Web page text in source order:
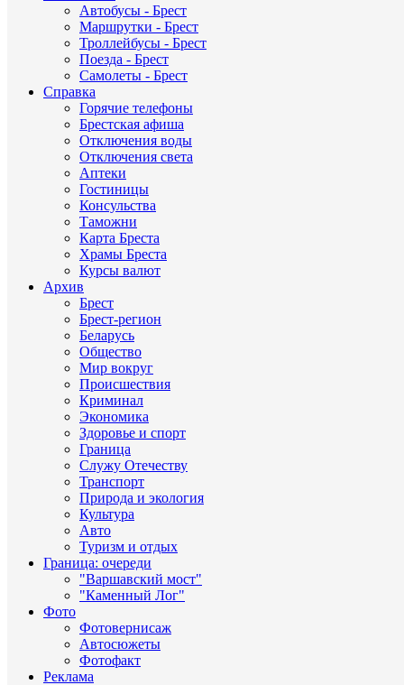
Автобусы - Брест
Маршрутки - Брест
Троллейбусы - Брест
Поезда - Брест
Самолеты - Брест
Справка
Горячие телефоны
Брестская афиша
Отключения воды
Отключения света
Аптеки
Гостиницы
Консульства
Таможни
Карта Бреста
Храмы Бреста
Курсы валют
Архив
Брест
Брест-регион
Беларусь
Общество
Мир вокруг
Происшествия
Криминал
Экономика
Здоровье и спорт
Граница
Служу Отечеству
Транспорт
Природа и экология
Культура
Авто
Туризм и отдых
Граница: очереди
"Варшавский мост"
"Каменный Лог"
Фото
Фотовернисаж
Автосюжеты
Фотофакт
Реклама